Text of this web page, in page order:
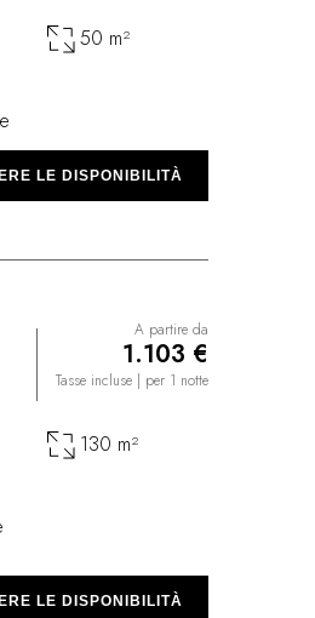
50 m²
LE DISPONIBILITÀ
A partire da
1.103 €
Tasse incluse | per 1 notte
130 m²
LE DISPONIBILITÀ